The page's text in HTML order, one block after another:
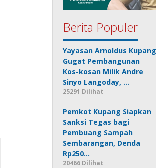
Berita Populer
Yayasan Arnoldus Kupang
Gugat Pembangunan
Kos-kosan Milik Andre
Sinyo Langoday, …
25291 Dilihat
Pemkot Kupang Siapkan
Sanksi Tegas bagi
Pembuang Sampah
Sembarangan, Denda
Rp250…
20466 Dilihat